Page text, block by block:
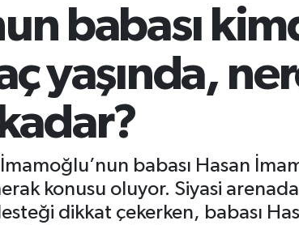
BITCOIN 64.960,21 %0.87
babası
yaşında,
babası Hasan
konusu oluyor. Siyasi
dikkat çekerken, babası